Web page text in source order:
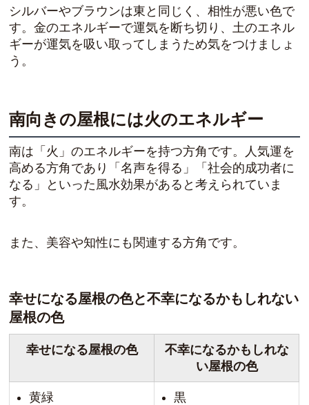
シルバーやブラウンは東と同じく、相性が悪い色で
す。金のエネルギーで運気を断ち切り、土のエネル
ギーが運気を吸い取ってしまう ため気をつけましょ
う。
南向きの屋根には火のエネルギー
南は「火」のエネルギーを持つ方角です。人気運を
高める方角であり「名声を得る 」「社会的成功者に
なる 」といった風水効果があると考えられていま
す。
また、美容や知性にも関連する方角です。
幸せになる屋根の色と不幸になるかもしれない
屋根の色
幸せになる屋根の色
不幸になるかもしれな
い屋根の色
黄緑
黒